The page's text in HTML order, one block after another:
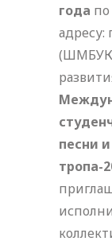
года по
адресу:
(ШМБУК
песни
тропа-